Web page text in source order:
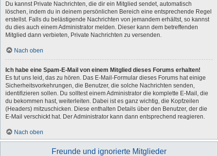
Du kannst Private Nachrichten, die dir ein Mitglied sendet, automatisch
löschen, indem du in deinem persönlichen Bereich eine entsprechende Regel
erstellst. Falls du belästigende Nachrichten von jemandem erhältst, so kannst
du dies auch einem Administrator melden. Dieser kann dem betreffenden
Mitglied dann verbieten, Private Nachrichten zu versenden.
Nach oben
Ich habe eine Spam-E-Mail von einem Mitglied dieses Forums erhalten!
Es tut uns leid, das zu hören. Das E-Mail-Formular dieses Forums hat einige
Sicherheitsvorkehrungen, die Benutzer, die solche Nachrichten senden,
identifizieren sollen. Du solltest einem Administrator die komplette E-Mail, die
du bekommen hast, weiterleiten. Dabei ist es ganz wichtig, die Kopfzeilen
(Headers) mitzuschicken. Diese enthalten Details über den Benutzer, der die
E-Mail verschickt hat. Der Administrator kann dann entsprechend reagieren.
Nach oben
Freunde und ignorierte Mitglieder